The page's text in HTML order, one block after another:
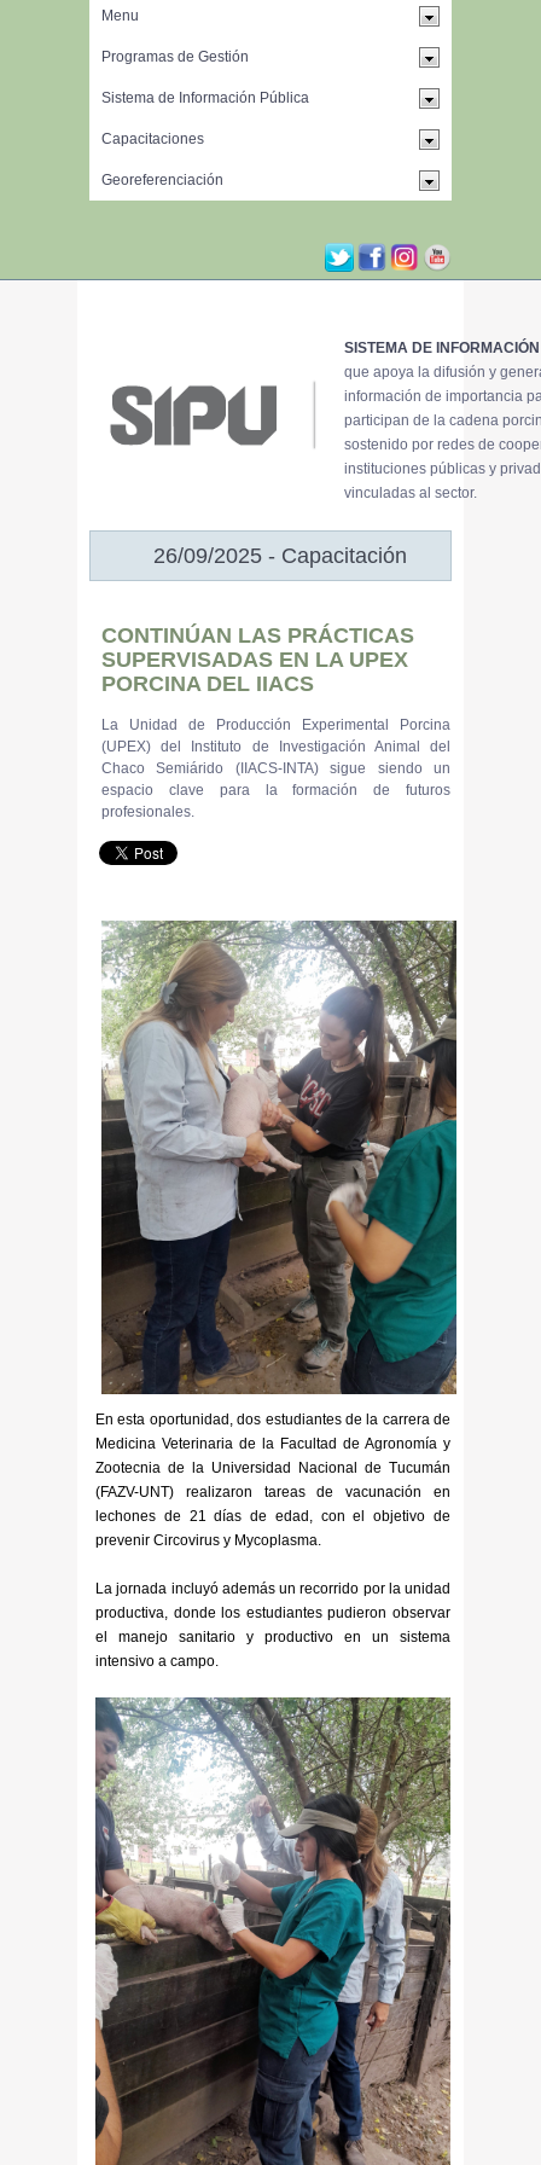
SISTEMA DE
que apoya la difusión y
información de importancia
participan de la cadena
sostenido por redes de
instituciones públicas y
vinculadas al sector.
26/09/2025 - Capacitación
CONTINÚAN LAS PRÁCTICAS
SUPERVISADAS EN LA UPEX
PORCINA DEL IIACS
La Unidad de Producción Experimental Porcina
(UPEX) del Instituto de Investigación Animal del
Chaco Semiárido (IIACS-INTA) sigue siendo un
espacio clave para la formación de futuros
profesionales.
En esta oportunidad, dos estudiantes de la carrera de
Medicina Veterinaria de la Facultad de Agronomía y
Zootecnia de la Universidad Nacional de Tucumán
(FAZV-UNT) realizaron tareas de vacunación en
lechones de 21 días de edad, con el objetivo de
prevenir Circovirus y Mycoplasma.
La jornada incluyó además un recorrido por la unidad
productiva, donde los estudiantes pudieron observar
el manejo sanitario y productivo en un sistema
intensivo a campo.